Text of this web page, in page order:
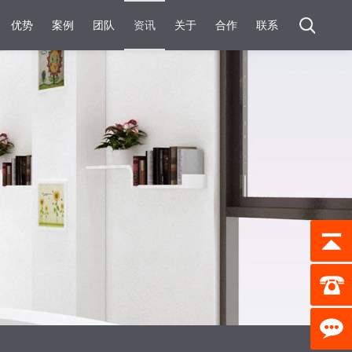
优势 案例 团队 资讯 关于 合作 联系